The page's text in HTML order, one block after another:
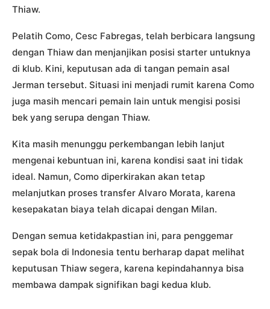
Thiaw.
Pelatih Como, Cesc Fabregas, telah berbicara langsung
dengan Thiaw dan menjanjikan posisi starter untuknya
di klub. Kini, keputusan ada di tangan pemain asal
Jerman tersebut. Situasi ini menjadi rumit karena Como
juga masih mencari pemain lain untuk mengisi posisi
bek yang serupa dengan Thiaw.
Kita masih menunggu perkembangan lebih lanjut
mengenai kebuntuan ini, karena kondisi saat ini tidak
ideal. Namun, Como diperkirakan akan tetap
melanjutkan proses transfer Alvaro Morata, karena
kesepakatan biaya telah dicapai dengan Milan.
Dengan semua ketidakpastian ini, para penggemar
sepak bola di Indonesia tentu berharap dapat melihat
keputusan Thiaw segera, karena kepindahannya bisa
membawa dampak signifikan bagi kedua klub.